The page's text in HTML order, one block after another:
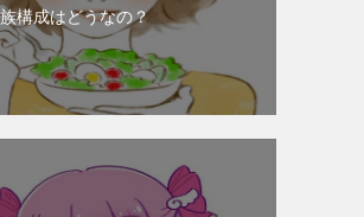
構成はどうなの？